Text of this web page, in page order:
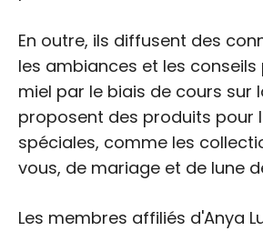
En outre, ils diffusent des
les ambiances et les conseils
miel par le biais de cours sur
proposent des produits pour
spéciales, comme les
vous, de mariage et de lune
Les membres affiliés d'Anya